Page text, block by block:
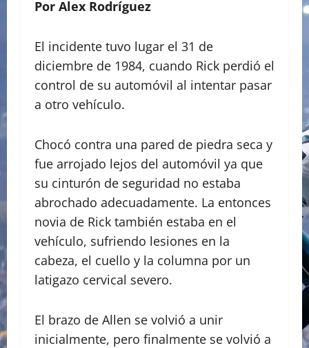
Por Alex Rodríguez
El incidente tuvo lugar el 31 de
diciembre de 1984, cuando Rick perdió el
control de su automóvil al intentar pasar
a otro vehículo.
Chocó contra una pared de piedra seca y
fue arrojado lejos del automóvil ya que
su cinturón de seguridad no estaba
abrochado adecuadamente. La entonces
novia de Rick también estaba en el
vehículo, sufriendo lesiones en la
cabeza, el cuello y la columna por un
latigazo cervical severo.
El brazo de Allen se volvió a unir
inicialmente, pero finalmente se volvió a